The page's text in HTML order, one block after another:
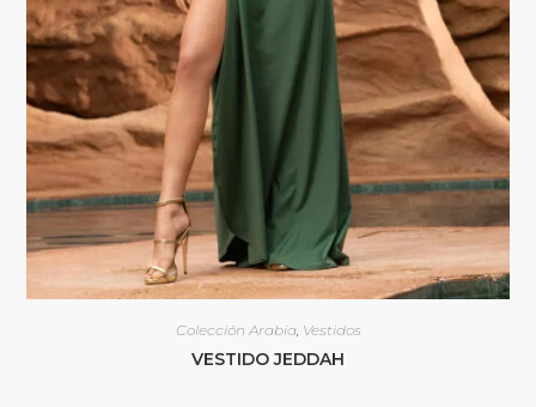
Colección Arabia, Vestidos
VESTIDO JEDDAH